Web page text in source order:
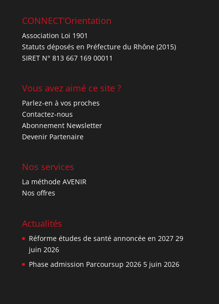
CONNECT’Orientation
Association Loi 1901
Statuts déposés en Préfecture du Rhône (2015)
SIRET N° 813 667 169 00011
Vous avez aimé ce site ?
Parlez-en à vos proches
Contactez-nous
Abonnement Newsletter
Devenir Partenaire
Nos services
La méthode AVENIR
Nos offres
Actualités
Réforme études de santé annoncée en 2027 29
juin 2026
Phase admission Parcoursup 2026 5 juin 2026